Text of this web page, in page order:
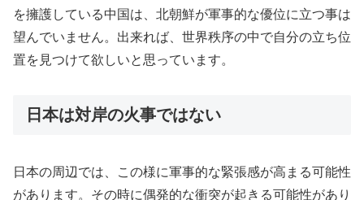
を擁護している中国は、北朝鮮が軍事的な優位に立つ事は
望んでいません。出来れば、世界秩序の中で自分の立ち位
置を見つけて欲しいと思っています。
日本は対岸の火事ではない
日本の周辺では、この様に軍事的な緊張感が高まる可能性
があります。その時に偶発的な衝突が起きる可能性があり